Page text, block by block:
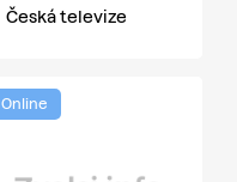
Česká televize
Online